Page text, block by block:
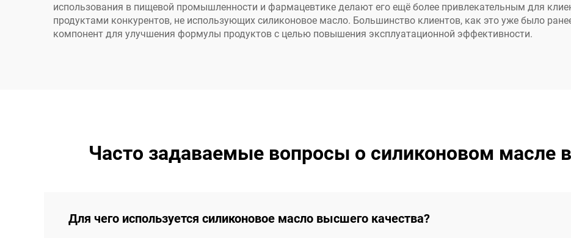
использования в пищевой промышленности и фармацевтике делают его ещё более привлекательным для
продуктами конкурентов, не использующих силиконовое масло. Большинство клиентов, как это уже было
компонент для улучшения формулы продуктов с целью повышения эксплуатационной эффективности.
Часто задаваемые вопросы о силиконовом масле
Для чего используется силиконовое масло высшего качества?